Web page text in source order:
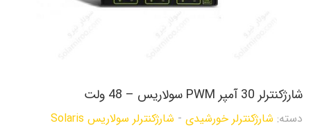
شارژکنترلر 30 آمپر PWM سولاریس – 48 ولت
دسته: شارژکنترلر خورشیدی - شارژکنترلر سولاریس Solaris